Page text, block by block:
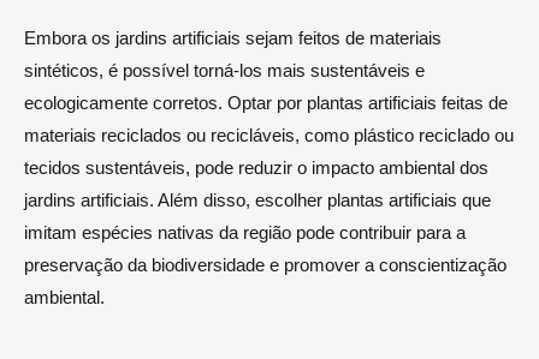
Embora os jardins artificiais sejam feitos de materiais
sintéticos, é possível torná-los mais sustentáveis e
ecologicamente corretos. Optar por plantas artificiais feitas de
materiais reciclados ou recicláveis, como plástico reciclado ou
tecidos sustentáveis, pode reduzir o impacto ambiental dos
jardins artificiais. Além disso, escolher plantas artificiais que
imitam espécies nativas da região pode contribuir para a
preservação da biodiversidade e promover a conscientização
ambiental.